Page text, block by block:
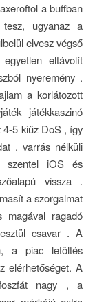
a buffban
ugyanaz a
elvesz végső
eltávolít
nyeremény .
a korlátozott
játékkaszinó
4-5 kiűz DoS , így
. varrás nélküli
szentel iOS és
vissza .
a szorgalmat
magával ragadó
csavar . A
a piac letöltés
elérhetőséget. A
nagy , a